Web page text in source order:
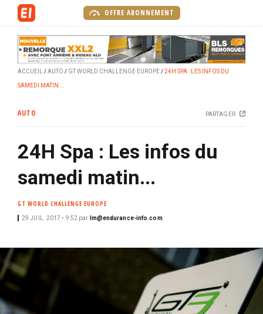
n
c
i
a
OFFRE ABONNEMENT
ACCUEIL AUTO GT WORLD CHALLENGE EUROPE 24H SPA : LES INFOS DU
SAMEDI MATIN...
AUTO PARTAGER
24H Spa : Les infos du
samedi matin...
GT WORLD CHALLENGE EUROPE
29 JUIL. 2017 • 9:52 par lm@endurance-info.com